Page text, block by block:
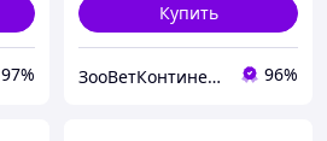
97%
Купить
ЗооВетКонтинент 96%